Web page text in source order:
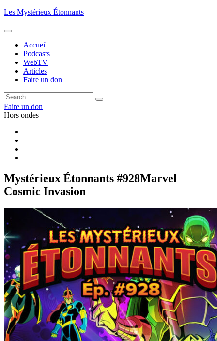
Aller
contenu
Les Mystérieux Étonnants
Accueil
Podcasts
WebTV
Articles
Faire un don
Rechercher :
Rechercher
Faire un don
Hors ondes
Mystérieux Étonnants #928Marvel
Cosmic Invasion